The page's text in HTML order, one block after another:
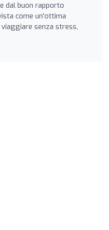
dal buon rapporto
come un'ottima
senza stress,